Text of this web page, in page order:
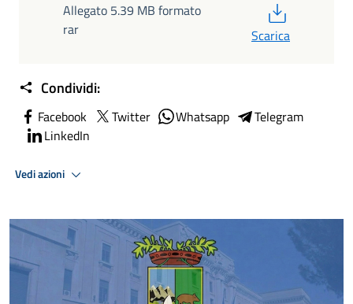
Allegato 5.39 MB formato
rar
Scarica
Condividi:
Facebook Twitter Whatsapp
Telegram
LinkedIn
Vedi azioni